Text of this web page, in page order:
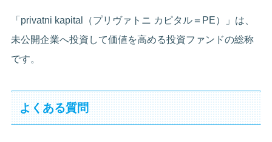
「privatni kapital（プリヴァトニ カピタル＝PE）」は、
未公開企業へ投資して価値を高める投資ファンドの総称
です。
よくある質問